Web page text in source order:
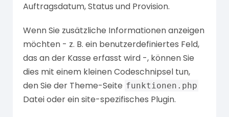
Auftragsdatum, Status und Provision.
Wenn Sie zusätzliche Informationen anzeigen
möchten - z. B. ein benutzerdefiniertes Feld,
das an der Kasse erfasst wird -, können Sie
dies mit einem kleinen Codeschnipsel tun,
den Sie der Theme-Seite funktionen.php
Datei oder ein site-spezifisches Plugin.